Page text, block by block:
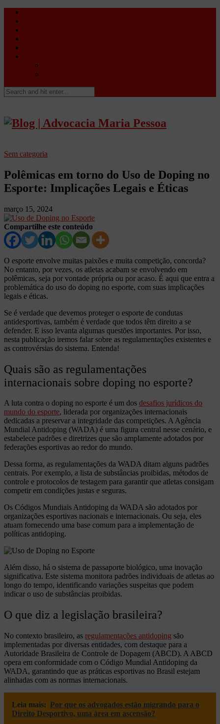
Sem categoria
Polêmicas em torno do Uso de Doping no
Esporte: Implicações Legais e Éticas
março 15, 2024
Compartilhe este conteúdo
O esporte envolve muitas paixões e muita competição, concorda?
No entanto, por vezes, os atletas acabam se envolvendo em
polêmicas, seja por vontade própria ou por acaso. É aqui que entra a
problemática do uso do doping no esporte, com suas implicações
legais e éticas.
Se é verdade que devemos proteger o esporte de condutas
antidesportivas, também é verdade que todos têm direito a se
defender. E isso levanta algumas questões importantes. Por isso,
nesta publicação iremos falar sobre as regulamentações existentes e
as controvérsias do sistema. Entenda!
Quais são as regulamentações
internacionais sobre doping no esporte?
A luta contra o doping no esporte é um dos desafios jurídicos do
mundo do esporte, liderada por organizações internacionais
dedicadas a preservar a integridade das competições. A Agência
Mundial Antidoping (WADA) é uma figura central nesse cenário, e
estabelece padrões e diretrizes que são amplamente adotados por
federações esportivas ao redor do mundo.
Dessa forma, as regulamentações da WADA ditam alguns padrões
centrais. Por exemplo, a lista de substâncias proibidas, métodos de
controle e protocolos de testagem para garantir que atletas consigam
competir em condições justas e seguras.
Os Códigos Mundiais Antidoping da WADA são adotados por
organizações esportivas nacionais e internacionais. Ou seja, eles
atuam fornecendo uma base comum para a implementação de
políticas antidoping.
Além disso, há o sistema de passaporte biológico, uma inovação
significativa. Este sistema monitora padrões individuais de atletas ao
longo do tempo, identificando variações suspeitas que podem
indicar o uso de substâncias proibidas.
O que diz a legislação brasileira?
No contexto brasileiro, as regulamentações antidoping são
implementadas por diversas entidades, com destaque para a
Autoridade Brasileira de Controle de Dopagem (ABCD). A ABCD
opera em conformidade com o Código Mundial Antidoping da
WADA, garantindo que as práticas esportivas no Brasil estejam
alinhadas com as normas internacionais.
Leia mais: Por que os advogados estão migrando para o
Direito Desportivo, uma área em ascensão?